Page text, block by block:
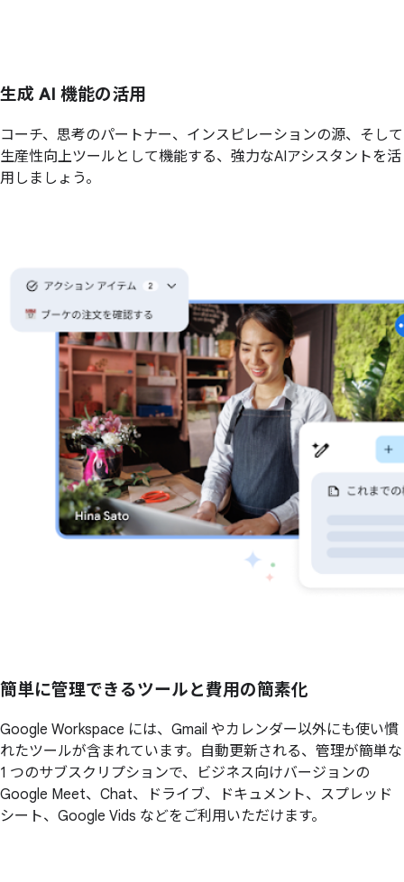
生成 AI 機能の活用
コーチ、思考のパートナー、インスピレーションの源、そして
生産性向上ツールとして機能する、強力なAIアシスタントを活
用しましょう。
簡単に管理できるツールと費用の簡素化
Google Workspace には、Gmail やカレンダー以外にも使い慣
れたツールが含まれています。自動更新される、管理が簡単な
1 つのサブスクリプションで、ビジネス向けバージョンの
Google Meet、Chat、ドライブ、ドキュメント、スプレッド
シート、Google Vids などをご利用いただけます。